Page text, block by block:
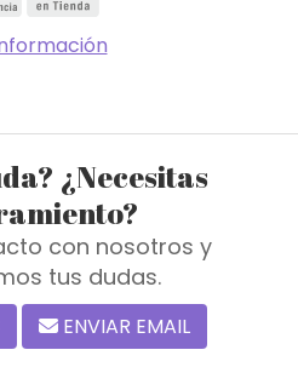
¿Necesitas
con nosotros y
tus dudas.
ENVIAR EMAIL